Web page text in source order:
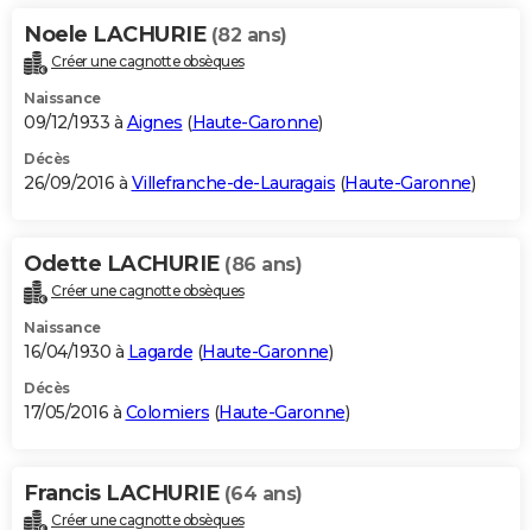
Noele LACHURIE (82 ans)
Créer une cagnotte obsèques
Naissance
09/12/1933 à Aignes (Haute-Garonne)
Décès
26/09/2016 à Villefranche-de-Lauragais (Haute-Garonne)
Odette LACHURIE (86 ans)
Créer une cagnotte obsèques
Naissance
16/04/1930 à Lagarde (Haute-Garonne)
Décès
17/05/2016 à Colomiers (Haute-Garonne)
Francis LACHURIE (64 ans)
Créer une cagnotte obsèques